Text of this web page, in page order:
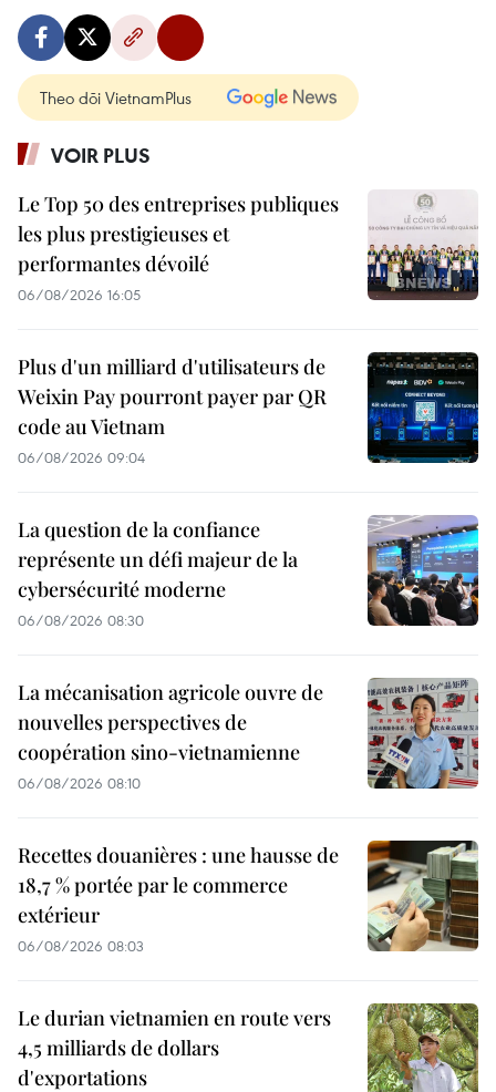
Theo dõi VietnamPlus
VOIR PLUS
Le Top 50 des entreprises publiques
les plus prestigieuses et
performantes dévoilé
06/08/2026 16:05
Plus d'un milliard d'utilisateurs de
Weixin Pay pourront payer par QR
code au Vietnam
06/08/2026 09:04
La question de la confiance
représente un défi majeur de la
cybersécurité moderne
06/08/2026 08:30
La mécanisation agricole ouvre de
nouvelles perspectives de
coopération sino-vietnamienne
06/08/2026 08:10
Recettes douanières : une hausse de
18,7 % portée par le commerce
extérieur
06/08/2026 08:03
Le durian vietnamien en route vers
4,5 milliards de dollars
d'exportations